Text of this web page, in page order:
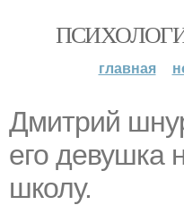
главная
Дмитрий
его девушка
школу.